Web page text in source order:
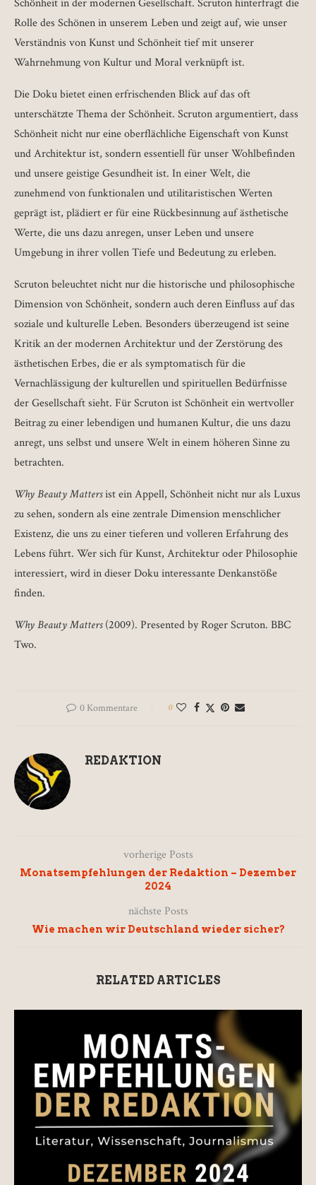
Schönheit in der modernen Gesellschaft. Scruton hinterfragt die
Rolle des Schönen in unserem Leben und zeigt auf, wie unser
Verständnis von Kunst und Schönheit tief mit unserer
Wahrnehmung von Kultur und Moral verknüpft ist.
Die Doku bietet einen erfrischenden Blick auf das oft
unterschätzte Thema der Schönheit. Scruton argumentiert, dass
Schönheit nicht nur eine oberflächliche Eigenschaft von Kunst
und Architektur ist, sondern essentiell für unser Wohlbefinden
und unsere geistige Gesundheit ist. In einer Welt, die
zunehmend von funktionalen und utilitaristischen Werten
geprägt ist, plädiert er für eine Rückbesinnung auf ästhetische
Werte, die uns dazu anregen, unser Leben und unsere
Umgebung in ihrer vollen Tiefe und Bedeutung zu erleben.
Scruton beleuchtet nicht nur die historische und philosophische
Dimension von Schönheit, sondern auch deren Einfluss auf das
soziale und kulturelle Leben. Besonders überzeugend ist seine
Kritik an der modernen Architektur und der Zerstörung des
ästhetischen Erbes, die er als symptomatisch für die
Vernachlässigung der kulturellen und spirituellen Bedürfnisse
der Gesellschaft sieht. Für Scruton ist Schönheit ein wertvoller
Beitrag zu einer lebendigen und humanen Kultur, die uns dazu
anregt, uns selbst und unsere Welt in einem höheren Sinne zu
betrachten.
Why Beauty Mattersist ein Appell, Schönheit nicht nur als Luxus
zu sehen, sondern als eine zentrale Dimension menschlicher
Existenz, die uns zu einer tieferen und volleren Erfahrung des
Lebens führt. Wer sich für Kunst, Architektur oder Philosophie
interessiert, wird in dieser Doku interessante Denkanstöße
finden.
Why Beauty Matters(2009). Presented by Roger Scruton. BBC
Two.
0 Kommentare 0
REDAKTION
vorherige Posts
Monatsempfehlungen der Redaktion – Dezember
2024
nächste Posts
Wie machen wir Deutschland wieder sicher?
RELATED ARTICLES